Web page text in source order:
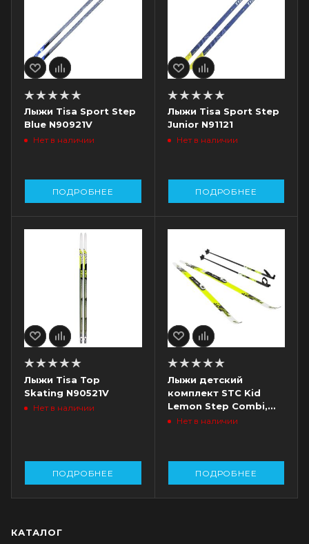
Лыжи Tisa Sport Step
Blue N90921V
Нет в наличии
ПОДРОБНЕЕ
Лыжи Tisa Sport Step
Junior N91121
Нет в наличии
ПОДРОБНЕЕ
Лыжи Tisa Top
Skating N90521V
Нет в наличии
ПОДРОБНЕЕ
Лыжи детский
комплект STC Kid
Lemon Step Combi,
палки, крепление
Нет в наличии
ПОДРОБНЕЕ
КАТАЛОГ